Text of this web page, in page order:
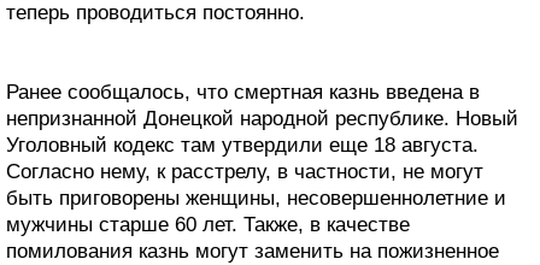
теперь проводиться постоянно.
Ранее сообщалось, что смертная казнь введена в
непризнанной Донецкой народной республике. Новый
Уголовный кодекс там утвердили еще 18 августа.
Согласно нему, к расстрелу, в частности, не могут
быть приговорены женщины, несовершеннолетние и
мужчины старше 60 лет. Также, в качестве
помилования казнь могут заменить на пожизненное